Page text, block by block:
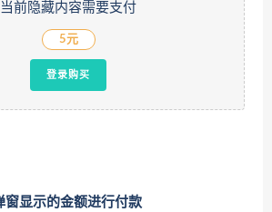
当前隐藏内容需要支付
5元
登录购买
窗显示的金额进行付款